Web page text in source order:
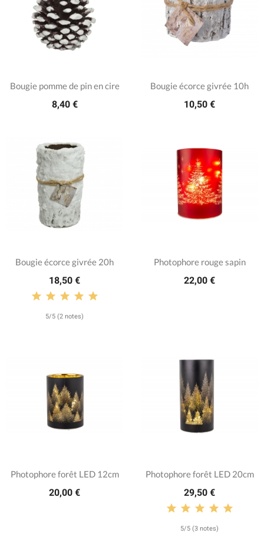
Bougie pomme de pin en cire
8,40 €
Bougie écorce givrée 10h
10,50 €
Bougie écorce givrée 20h
18,50 €
5/5 (2 notes)
Photophore rouge sapin
22,00 €
Photophore forêt LED 12cm
20,00 €
Photophore forêt LED 20cm
29,50 €
5/5 (3 notes)